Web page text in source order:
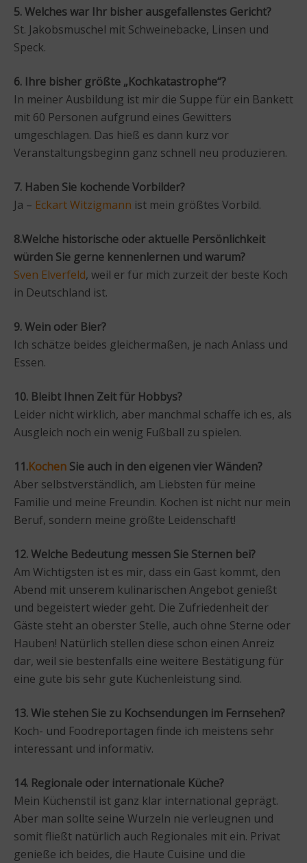
5. Welches war Ihr bisher ausgefallenstes Gericht?
St. Jakobsmuschel mit Schweinebacke, Linsen und
Speck.
6. Ihre bisher größte „Kochkatastrophe“?
In meiner Ausbildung ist mir die Suppe für ein Bankett
mit 60 Personen aufgrund eines Gewitters
umgeschlagen. Das hieß es dann kurz vor
Veranstaltungsbeginn ganz schnell neu produzieren.
7. Haben Sie kochende Vorbilder?
Ja – Eckart Witzigmann ist mein größtes Vorbild.
8.Welche historische oder aktuelle Persönlichkeit
würden Sie gerne kennenlernen und warum?
Sven Elverfeld, weil er für mich zurzeit der beste Koch
in Deutschland ist.
9. Wein oder Bier?
Ich schätze beides gleichermaßen, je nach Anlass und
Essen.
10. Bleibt Ihnen Zeit für Hobbys?
Leider nicht wirklich, aber manchmal schaffe ich es, als
Ausgleich noch ein wenig Fußball zu spielen.
11.Kochen Sie auch in den eigenen vier Wänden?
Aber selbstverständlich, am Liebsten für meine
Familie und meine Freundin. Kochen ist nicht nur mein
Beruf, sondern meine größte Leidenschaft!
12. Welche Bedeutung messen Sie Sternen bei?
Am Wichtigsten ist es mir, dass ein Gast kommt, den
Abend mit unserem kulinarischen Angebot genießt
und begeistert wieder geht. Die Zufriedenheit der
Gäste steht an oberster Stelle, auch ohne Sterne oder
Hauben! Natürlich stellen diese schon einen Anreiz
dar, weil sie bestenfalls eine weitere Bestätigung für
eine gute bis sehr gute Küchenleistung sind.
13. Wie stehen Sie zu Kochsendungen im Fernsehen?
Koch- und Foodreportagen finde ich meistens sehr
interessant und informativ.
14. Regionale oder internationale Küche?
Mein Küchenstil ist ganz klar international geprägt.
Aber man sollte seine Wurzeln nie verleugnen und
somit fließt natürlich auch Regionales mit ein. Privat
genieße ich beides, die Haute Cuisine und die